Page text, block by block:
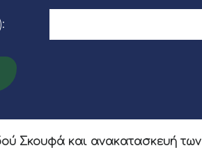
Σκουφά και ανακατασκευή των